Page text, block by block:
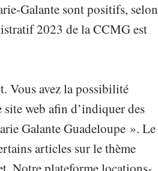
Galante sont positifs, selon
2023 de la CCMG est
Vous avez la possibilité
site web afin d’indiquer des
Galante Guadeloupe ». Le
articles sur le thème